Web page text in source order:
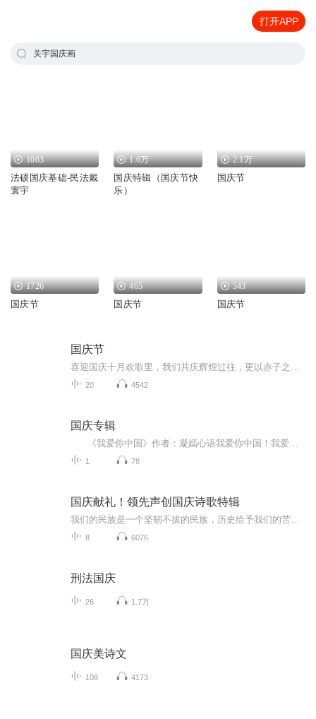
打开APP
关宇国庆画
1063
法硕国庆基础-民法戴
寰宇
1.6万
国庆特辑（国庆节快
乐）
2.1万
国庆节
1726
国庆节
465
国庆节
543
国庆节
国庆节
20 4542
国庆专辑
1 78
国庆献礼！领先声创国庆诗歌特辑
8 6076
刑法国庆
26 1.7万
国庆美诗文
108 4173